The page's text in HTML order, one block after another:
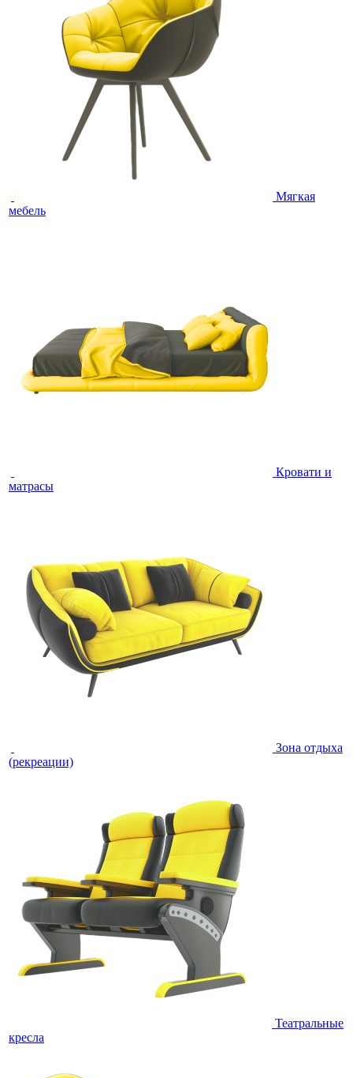
Мягкая
мебель
Кровати и
матрасы
Зона отдыха
(рекреации)
Театральные
кресла